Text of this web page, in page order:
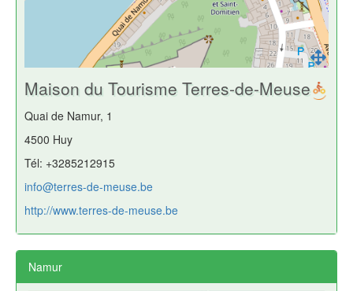
Maison du Tourisme Terres-de-Meuse
Quai de Namur, 1
4500 Huy
Tél: +3285212915
info@terres-de-meuse.be
http://www.terres-de-meuse.be
Namur